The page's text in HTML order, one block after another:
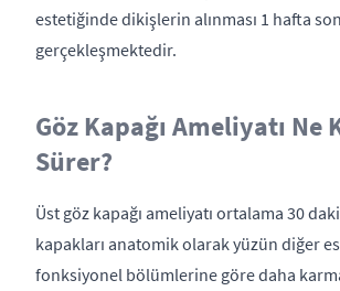
estetiğinde dikişlerin alınması 1 hafta
gerçekleşmektedir.
Göz Kapağı Ameliyatı Ne
Sürer?
Üst göz kapağı ameliyatı ortalama 30
kapakları anatomik olarak yüzün diğer
fonksiyonel bölümlerine göre daha